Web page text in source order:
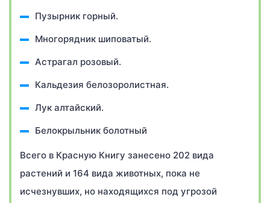
Пузырник горный.
Многорядник шиповатый.
Астрагал розовый.
Кальдезия белозоролистная.
Лук алтайский.
Белокрыльник болотный
Всего в Красную Книгу занесено 202 вида
растений и 164 вида животных, пока не
исчезнувших, но находящихся под угрозой